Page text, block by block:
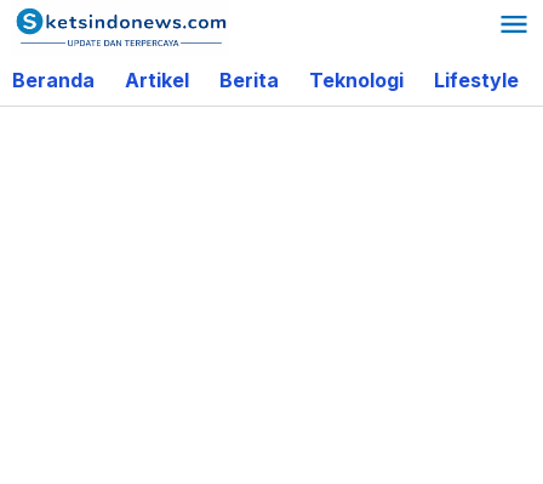
Lewati
ke
konten
Beranda Artikel Berita Teknologi Lifestyle